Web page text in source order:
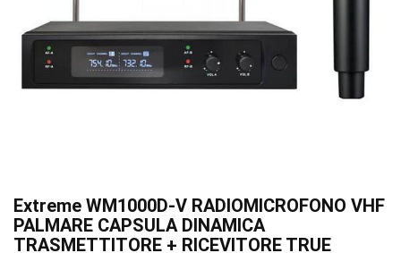
Extreme WM1000D-V RADIOMICROFONO VHF
PALMARE CAPSULA DINAMICA
TRASMETTITORE + RICEVITORE TRUE